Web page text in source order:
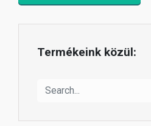
Termékeink közül: